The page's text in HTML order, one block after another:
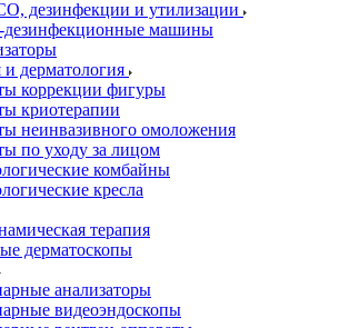
дезинфекции и утилизации
машины
дерматология
коррекции фигуры
криотерапии
неинвазивного омоложения
по уходу за лицом
комбайны
кресла
терапия
дерматоскопы
анализаторы
видеоэндоскопы